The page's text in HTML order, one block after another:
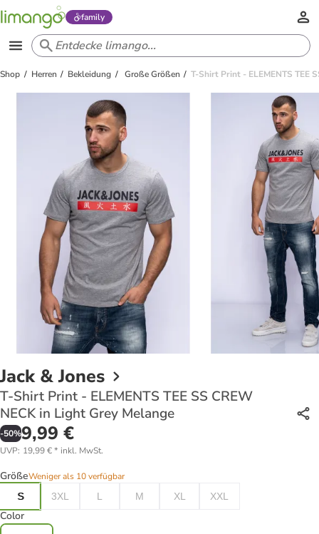
family
Shop Herren Bekleidung Große Größen T-Shirt Print - ELEMENTS TEE
Jack & Jones
T-Shirt Print - ELEMENTS TEE SS CREW
NECK in Light Grey Melange
-50%9,99 €
UVP: 19,99 €* inkl. MwSt.
GrößeWeniger als 10 verfügbar
S
3XL L M XL XXL
Color